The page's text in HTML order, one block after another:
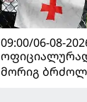
09:00/06-08-
ოფიციალურად:
მორიგ